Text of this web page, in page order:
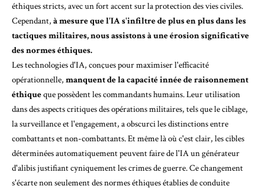
éthiques stricts, avec un fort accent sur la protection des vies civiles.
Cependant, à mesure que l'IA s'infiltre de plus en plus dans les
tactiques militaires, nous assistons à une érosion significative
des normes éthiques.
Les technologies d'IA, conçues pour maximiser l'efficacité
opérationnelle, manquent de la capacité innée de raisonnement
éthiqueque possèdent les commandants humains. Leur utilisation
dans des aspects critiques des opérations militaires, tels que le ciblage,
la surveillance et l'engagement, a obscurci les distinctions entre
combattants et non-combattants. Et même là où c'est clair, les cibles
déterminées automatiquement peuvent faire de l'IA un générateur
d'alibis justifiant cyniquement les crimes de guerre. Ce changement
s'écarte non seulement des normes éthiques établies de conduite